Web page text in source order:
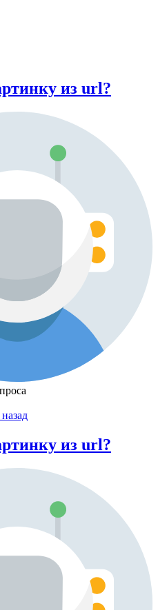
из url?
из url?